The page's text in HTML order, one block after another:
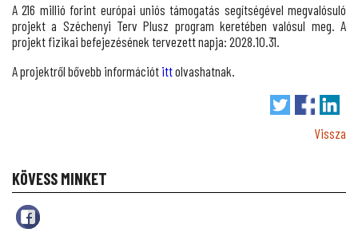
A 216 millió forint európai uniós támogatás segítségével megvalósuló
projekt a Széchenyi Terv Plusz program keretében valósul meg. A
projekt fizikai befejezésének tervezett napja: 2028.10.31.
A projektről bővebb információt ittolvashatnak.
Vissza
KÖVESS MINKET